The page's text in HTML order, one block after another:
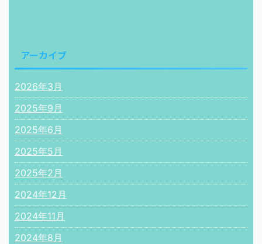
アーカイブ
2026年3月
2025年9月
2025年6月
2025年5月
2025年2月
2024年12月
2024年11月
2024年8月